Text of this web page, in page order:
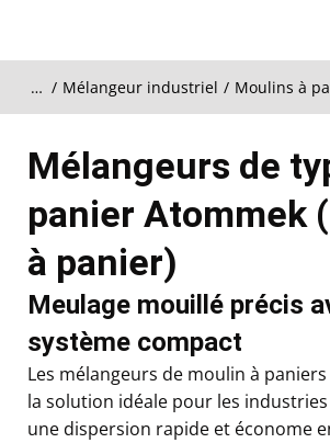
Vous êtes ici :Mélangeur industriel Moulins à
Mélangeurs de
panier Atommek
à panier)
Meulage mouillé précis
système compact
Les mélangeurs de moulin à
la solution idéale pour les
une dispersion rapide et économe